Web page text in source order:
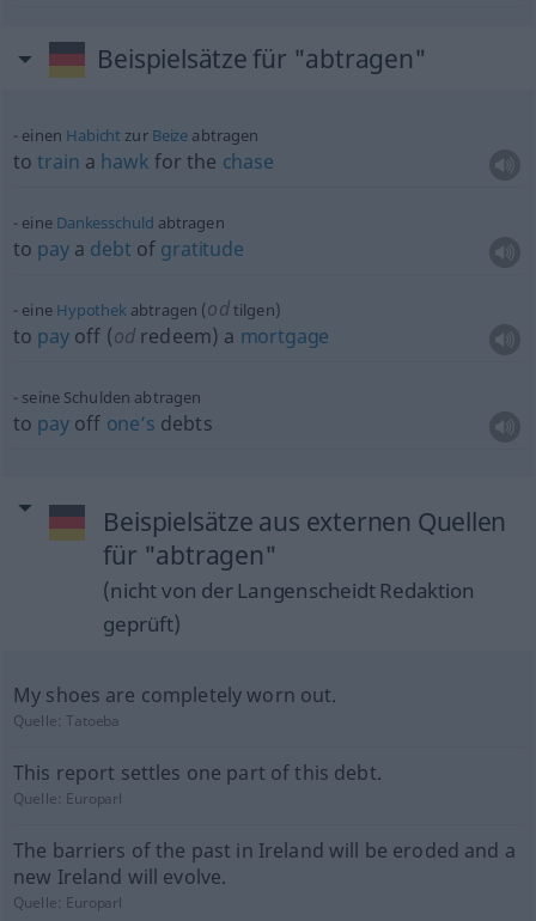
Beispielsätze für "abtragen"
einen Habicht zur Beize abtragen
totrain a hawk for the chase
eine Dankesschuld abtragen
to paya debt of gratitude
eine Hypothekabtragen (odtilgen)
to payoff (od redeem) a mortgage
seine Schulden abtragen
to payoff one’s debts
Beispielsätze aus externen Quellen
für "abtragen"
(nicht von der Langenscheidt Redaktion
geprüft)
My shoes are completely worn out.
Quelle:Tatoeba
This report settles one part of this debt.
Quelle: Europarl
The barriers of the past in Ireland will be eroded and a
new Ireland will evolve.
Quelle: Europarl